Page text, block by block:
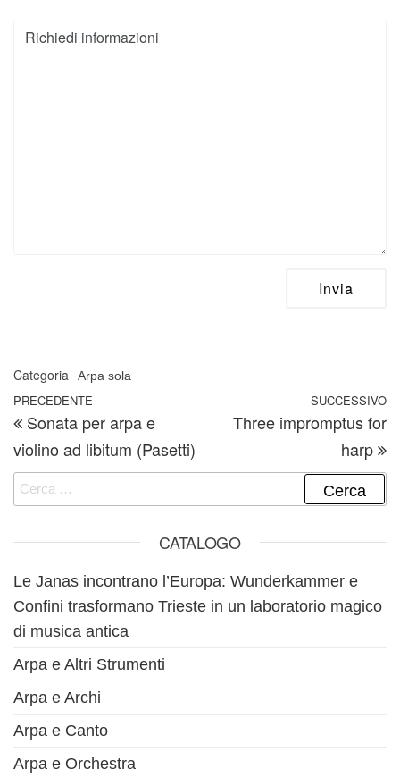
Categoria Arpa sola
Navigazione articoli
Articolo precedente
PRECEDENTE
Sonata per arpa e
violino ad libitum (Pasetti)
SUCCESSIVO
Three impromptus for
harp
Ricerca per:
CATALOGO
Le Janas incontrano l’Europa: Wunderkammer e
Confini trasformano Trieste in un laboratorio magico
di musica antica
Arpa e Altri Strumenti
Arpa e Archi
Arpa e Canto
Arpa e Orchestra